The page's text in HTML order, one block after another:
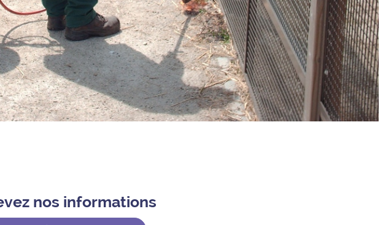
nos informations